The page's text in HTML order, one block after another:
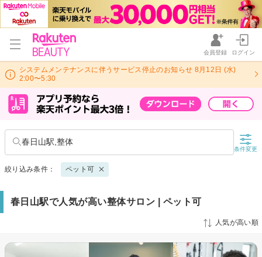
会員登録 ログイン
システムメンテナンスに伴うサービス停止のお知らせ 8月12日 (水)
2:00〜5:30
春日山駅,整体
条件変更
絞り込み条件： ペット可
春日山駅で人気が高い整体サロン | ペット可
人気が高い順